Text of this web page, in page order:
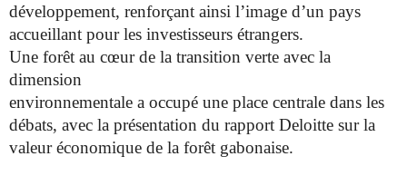
développement, renforçant ainsi l’image d’un pays
accueillant pourles investisseurs étrangers.
Une forêt au cœur de la transition verte avec la
dimension
environnementale a occupé une place centrale dans les
débats, avec la présentation du rapport Deloitte sur la
valeur économique de la forêt gabonaise.